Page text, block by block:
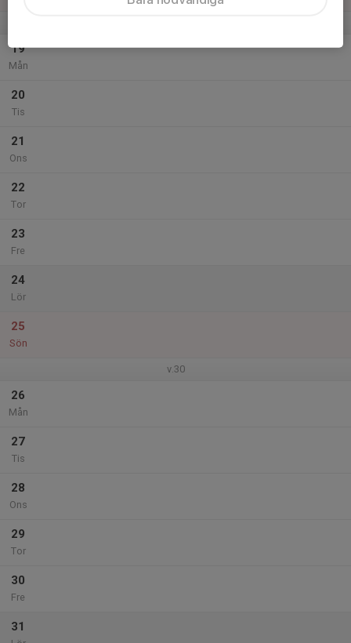
19
Mån
20
Tis
21
Ons
22
Tor
23
Fre
24
Lör
25
Sön
v.30
26
Mån
27
Tis
28
Ons
29
Tor
30
Fre
31